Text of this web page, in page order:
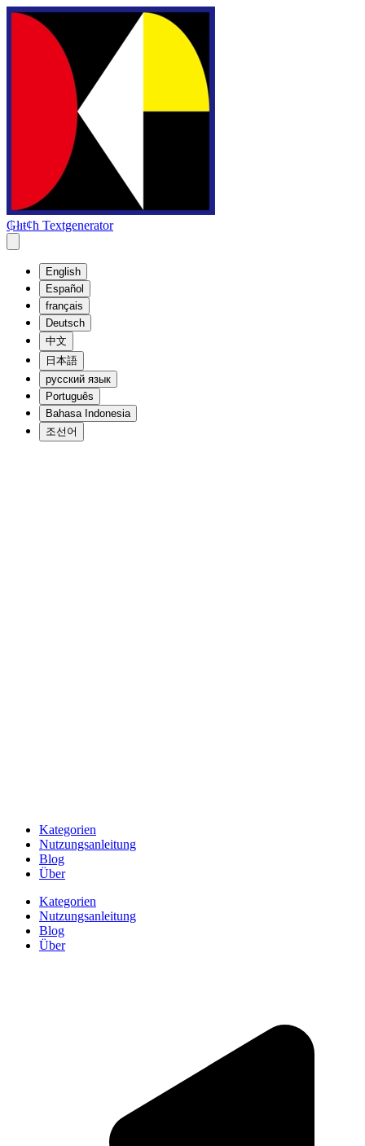
₲łıŧȼħ Textgenerator
English
Español
français
Deutsch
中文
日本語
русский язык
Português
Bahasa Indonesia
조선어
Kategorien
Nutzungsanleitung
Blog
Über
Kategorien
Nutzungsanleitung
Blog
Über